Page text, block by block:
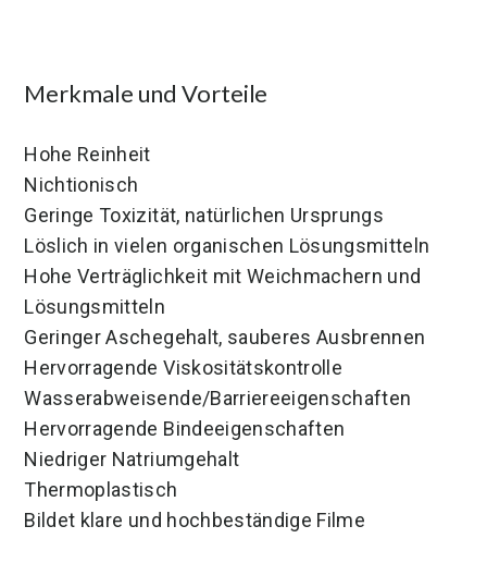
Merkmale und Vorteile
Hohe Reinheit
Nichtionisch
Geringe Toxizität, natürlichen Ursprungs
Löslich in vielen organischen Lösungsmitteln
Hohe Verträglichkeit mit Weichmachern und
Lösungsmitteln
Geringer Aschegehalt, sauberes Ausbrennen
Hervorragende Viskositätskontrolle
Wasserabweisende/Barriereeigenschaften
Hervorragende Bindeeigenschaften
Niedriger Natriumgehalt
Thermoplastisch
Bildet klare und hochbeständige Filme